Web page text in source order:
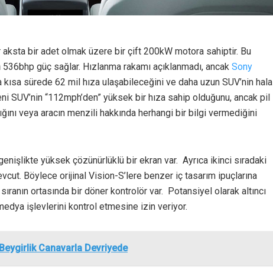
bir adet olmak üzere bir çift 200kW motora sahiptir. Bu
güç sağlar. Hızlanma rakamı açıklanmadı, ancak Sony
sürede 62 mil hıza ulaşabileceğini ve daha uzun SUV’nin hala
SUV’nin “112mph’den” yüksek bir hıza sahip olduğunu, ancak pil
veya aracın menzili hakkında herhangi bir bilgi vermediğini
yüksek çözünürlüklü bir ekran var. Ayrıca ikinci sıradaki
Böylece orijinal Vision-S’lere benzer iç tasarım ipuçlarına
ortasında bir döner kontrolör var. Potansiyel olarak altıncı
işlevlerini kontrol etmesine izin veriyor.
Canavarla Devriyede